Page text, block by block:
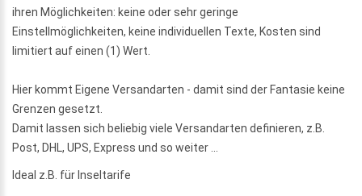
ihren Möglichkeiten: keine oder sehr geringe
Einstellmöglichkeiten, keine individuellen Texte, Kosten sind
limitiert auf einen (1) Wert.
Hier kommt Eigene Versandarten - damit sind der Fantasie keine
Grenzen gesetzt.
Damit lassen sich beliebig viele Versandarten definieren, z.B.
Post, DHL, UPS, Express und so weiter ...
Ideal z.B. für Inseltarife